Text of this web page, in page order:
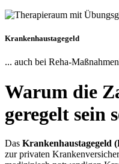
Krankenhaustagegeld
... auch bei Reha-
Warum die
geregelt sein
Das Krankenhaustagegeld
zur privaten